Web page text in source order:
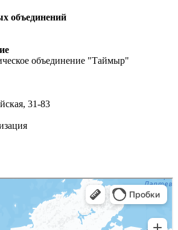
объединений
объединение "Таймыр"
31-83